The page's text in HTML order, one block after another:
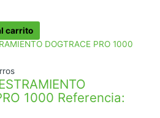
carrito
1000 Referencia: